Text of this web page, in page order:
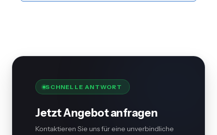
SCHNELLE ANTWORT
Jetzt Angebot anfragen
Kontaktieren Sie uns für eine unverbindliche